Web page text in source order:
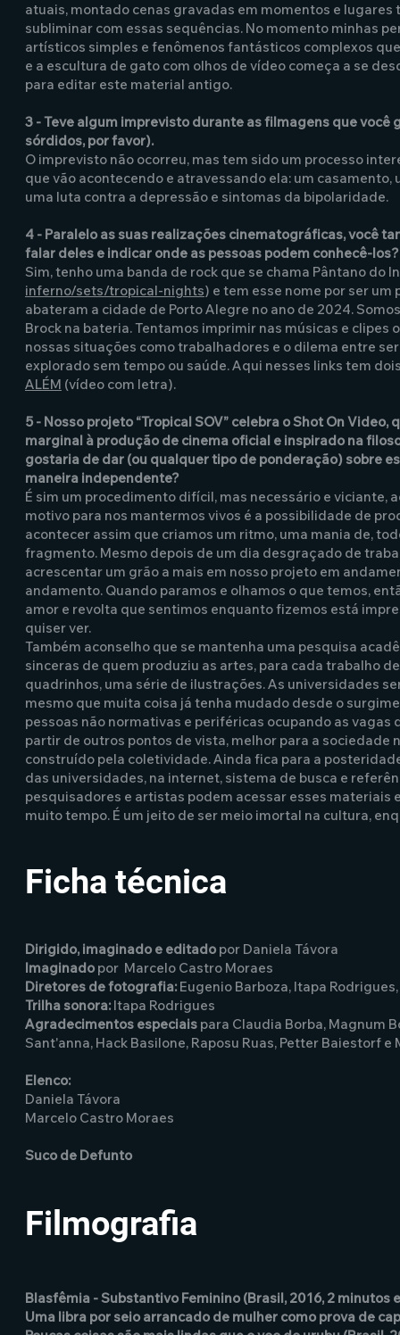
atuais, montado cenas gravadas em momentos e
subliminar com essas sequências. No momento minhas
artísticos simples e fenômenos fantásticos complexos
e a escultura de gato com olhos de vídeo começa a se
para editar este material antigo.
3 - Teve algum imprevisto durante as filmagens que
sórdidos, por favor).
O imprevisto não ocorreu, mas tem sido um processo
que vão acontecendo e atravessando ela: um
uma luta contra a depressão e sintomas da bipolaridade.
4 - Paralelo as suas realizações cinematográficas, você
falar deles e indicar onde as pessoas podem conhecê-los?
Sim, tenho uma banda de rock que se chama Pântano do
inferno/sets/tropical-nights) e tem esse nome por ser
abateram a cidade de Porto Alegre no ano de 2024.
Brock na bateria. Tentamos imprimir nas músicas e
nossas situações como trabalhadores e o dilema entre
explorado sem tempo ou saúde. Aqui nesses links tem
ALÉM (vídeo com letra).
5 - Nosso projeto “Tropical SOV” celebra o Shot On
marginal à produção de cinema oficial e inspirado na
gostaria de dar (ou qualquer tipo de ponderação) sobre
maneira independente?
É sim um procedimento difícil, mas necessário e viciante,
motivo para nos mantermos vivos é a possibilidade de
acontecer assim que criamos um ritmo, uma mania de,
fragmento. Mesmo depois de um dia desgraçado de
acrescentar um grão a mais em nosso projeto em
andamento. Quando paramos e olhamos o que temos,
amor e revolta que sentimos enquanto fizemos está
quiser ver.
Também aconselho que se mantenha uma pesquisa
sinceras de quem produziu as artes, para cada trabalho
quadrinhos, uma série de ilustrações. As universidades
mesmo que muita coisa já tenha mudado desde o
pessoas não normativas e periféricas ocupando as
partir de outros pontos de vista, melhor para a sociedade
construído pela coletividade. Ainda fica para a
das universidades, na internet, sistema de busca e
pesquisadores e artistas podem acessar esses materiais
muito tempo. É um jeito de ser meio imortal na cultura,
Ficha técnica
Dirigido, imaginado e editado por Daniela Távora
Imaginado por Marcelo Castro Moraes
Diretores de fotografia: Eugenio Barboza, Itapa
Trilha sonora: Itapa Rodrigues
Agradecimentos especiais para Claudia Borba, Magnum
Sant'anna, Hack Basilone, Raposu Ruas, Petter Baiestorf e
Elenco:
Daniela Távora
Marcelo Castro Moraes
Suco de Defunto
Filmografia
Blasfêmia - Substantivo Feminino (Brasil, 2016, 2 minutos
Uma libra por seio arrancado de mulher como prova de